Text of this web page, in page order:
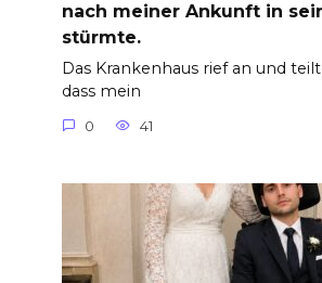
nach meiner Ankunft in
stürmte.
Das Krankenhaus rief an und
dass mein
0 41